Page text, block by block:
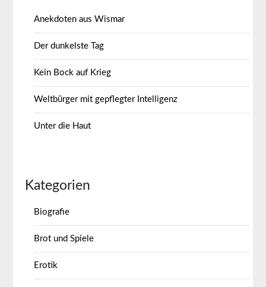
Anekdoten aus Wismar
Der dunkelste Tag
Kein Bock auf Krieg
Weltbürger mit gepflegter Intelligenz
Unter die Haut
Kategorien
Biografie
Brot und Spiele
Erotik